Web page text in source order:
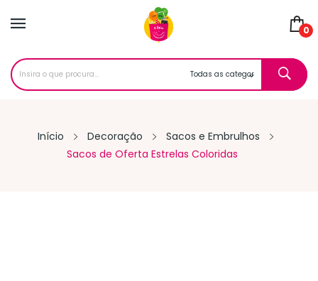
0
Início Decoração
Sacos e Embrulhos
Sacos de Oferta Estrelas Coloridas